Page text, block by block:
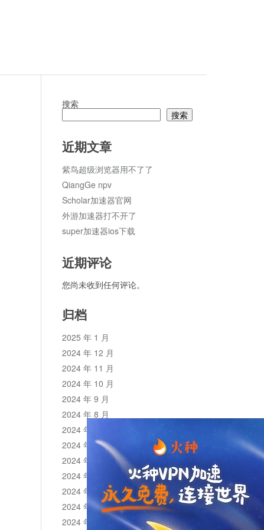
搜索
搜索
近期文章
紫鸟超级浏览器用不了了
QiangGe npv
Scholar加速器官网
外游加速器打不开了
super加速器ios下载
近期评论
您尚未收到任何评论。
归档
2025 年 1 月
2024 年 12 月
2024 年 11 月
2024 年 10 月
2024 年 9 月
2024 年 8 月
2024 年 7 月
2024 年 6 月
2024 年 5 月
2024 年 4 月
2024 年 3 月
2024 年 2 月
2024 年 1 月